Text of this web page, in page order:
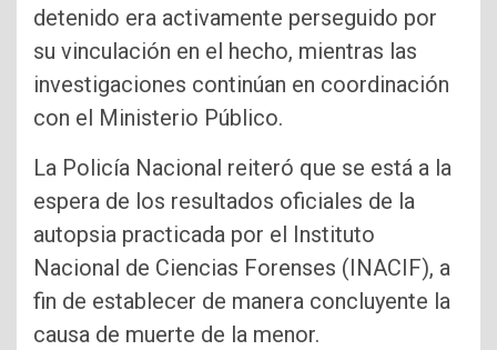
detenido era activamente perseguido por
su vinculación en el hecho, mientras las
investigaciones continúan en coordinación
con el Ministerio Público.
La Policía Nacional reiteró que se está a la
espera de los resultados oficiales de la
autopsia practicada por el Instituto
Nacional de Ciencias Forenses (INACIF), a
fin de establecer de manera concluyente la
causa de muerte de la menor.